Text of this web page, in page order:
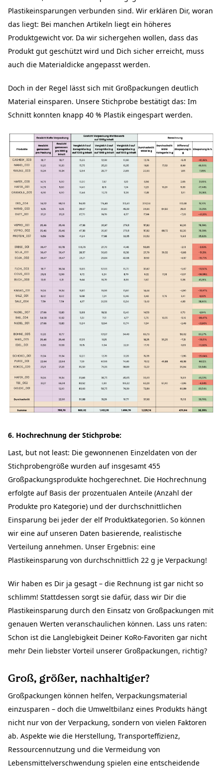
Plastikeinsparungen verbunden sind. Wir erklären Dir, woran
das liegt: Bei manchen Artikeln liegt ein höheres
Produktgewicht vor. Da wir sichergehen wollen, dass das
Produkt gut geschützt wird und Dich sicher erreicht, muss
auch die Materialdicke angepasst werden.
Doch in der Regel lässt sich mit Großpackungen deutlich
Material einsparen. Unsere Stichprobe bestätigt das: Im
Schnitt konnten knapp 40 % Plastik eingespart werden.
6. Hochrechnung der Stichprobe:
Last, but not least: Die gewonnenen Einzeldaten von der
Stichprobengröße wurden auf insgesamt 455
Großpackungsprodukte hochgerechnet. Die Hochrechnung
erfolgte auf Basis der prozentualen Anteile (Anzahl der
Produkte pro Kategorie) und der durchschnittlichen
Einsparung bei jeder der elf Produktkategorien. So können
wir eine auf unseren Daten basierende, realistische
Verteilung annehmen. Unser Ergebnis: eine
Plastikeinsparung von durchschnittlich 22 g je Verpackung!
Wir haben es Dir ja gesagt – die Rechnung ist gar nicht so
schlimm! Stattdessen sorgt sie dafür, dass wir Dir die
Plastikeinsparung durch den Einsatz von Großpackungen mit
genauen Werten veranschaulichen können. Lass uns raten:
Schon ist die Langlebigkeit Deiner KoRo-Favoriten gar nicht
mehr Dein liebster Vorteil unserer Großpackungen, richtig?
Groß, größer, nachhaltiger?
Großpackungen können helfen, Verpackungsmaterial
einzusparen – doch die Umweltbilanz eines Produkts hängt
nicht nur von der Verpackung, sondern von vielen Faktoren
ab. Aspekte wie die Herstellung, Transporteffizienz,
Ressourcennutzung und die Vermeidung von
Lebensmittelverschwendung spielen eine entscheidende